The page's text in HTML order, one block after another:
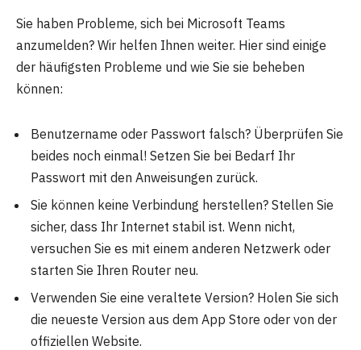
Sie haben Probleme, sich bei Microsoft Teams
anzumelden? Wir helfen Ihnen weiter. Hier sind einige
der häufigsten Probleme und wie Sie sie beheben
können:
Benutzername oder Passwort falsch? Überprüfen Sie
beides noch einmal! Setzen Sie bei Bedarf Ihr
Passwort mit den Anweisungen zurück.
Sie können keine Verbindung herstellen? Stellen Sie
sicher, dass Ihr Internet stabil ist. Wenn nicht,
versuchen Sie es mit einem anderen Netzwerk oder
starten Sie Ihren Router neu.
Verwenden Sie eine veraltete Version? Holen Sie sich
die neueste Version aus dem App Store oder von der
offiziellen Website.